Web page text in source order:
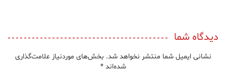
دیدگاه شما
نشانی ایمیل شما منتشر نخواهد شد. بخش‌های موردنیاز علامت‌گذاری
شده‌اند*